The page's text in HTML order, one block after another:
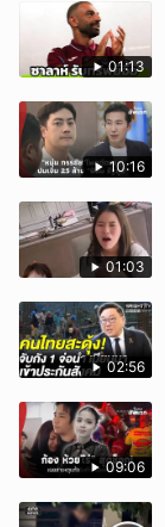
01:13
10:16
01:03
02:56
09:06